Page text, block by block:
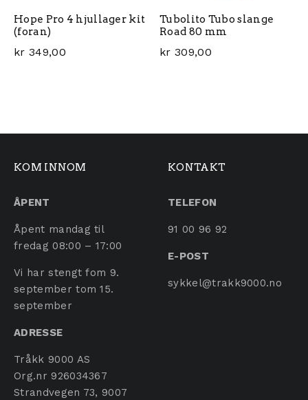
Hope Pro 4 hjullager kit
(foran)
kr 349,00
Tubolito Tubo slange
Road 80 mm
kr 309,00
KOM INNOM
ÅPENT
Åpent mandag til
fredag 08:00 – 17:00
Vi har stengt fom 9.
september tom 15.
september
ADRESSE
Tråkk 9000 AS
Org.nr 926034367
Strandvegen 73, 9007
KONTAKT
TELEFON
91 00 96 92
E-POST
sykkel@trakk9000.no